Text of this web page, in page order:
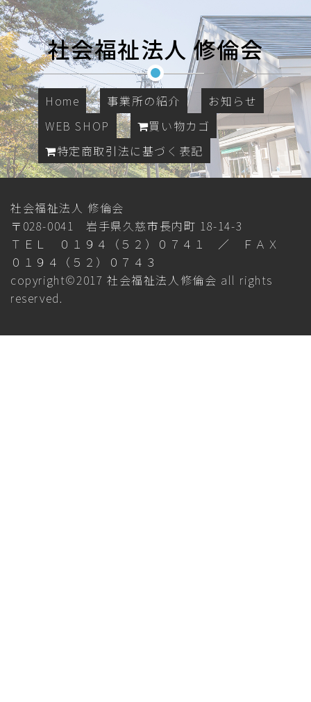
社会福祉法人 修倫会
Home 事業所の紹介
お知らせ
WEB SHOP
買い物カゴ
特定商取引法に基づく表記
社会福祉法人 修倫会
〒028-0041 岩手県久慈市長内町 18-14-3
ＴＥＬ ０１９４（５２）０７４１ ／ ＦＡＸ
０１９４（５２）０７４３
copyright©2017 社会福祉法人修倫会 all rights
reserved.